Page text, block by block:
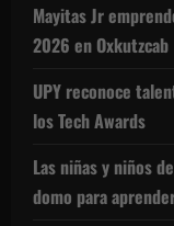
Mayitas Jr
2026 en Oxkutzcab
UPY reconoce
los Tech Awards
Las niñas y niños
domo para